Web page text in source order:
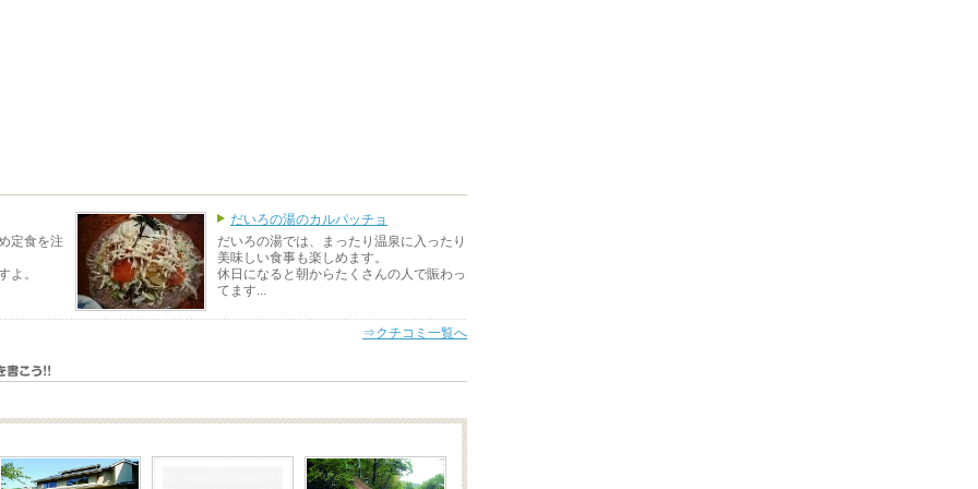
定食を注
よ。
だいろの湯のカルパッチョ
だいろの湯では、まったり温泉に入ったり
美味しい食事も楽しめます。
休日になると朝からたくさんの人で賑わっ
てます...
⇒クチコミ一覧へ